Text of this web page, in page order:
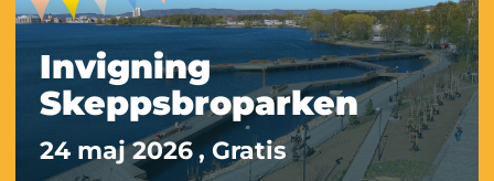
Invigning
Skeppsbroparken
24 maj 2026, Gratis